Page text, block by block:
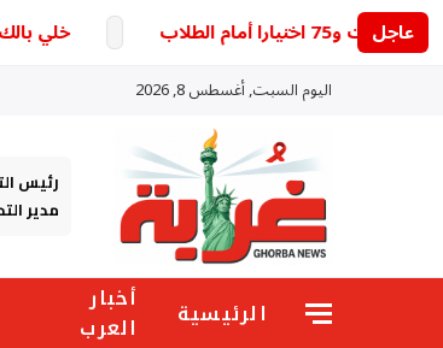
عاجل خلي بالك
اليوم السبت, أغسطس 8, 2026
رئيس
مدير
الرئيسية
أخبار
العرب